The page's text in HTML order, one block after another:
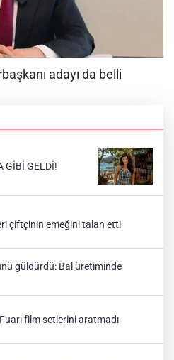
GİBİ GELDİ!
çiftçinin emeğini talan etti
güldürdü: Bal üretiminde
film setlerini aratmadı